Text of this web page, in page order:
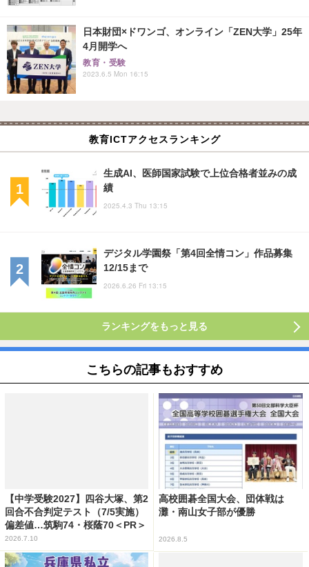
日本財団×ドワンゴ、オンライン「ZEN大学」25年
4月開学へ
教育・受験
2023.6.5 Mon 16:15
教育ICTアクセスランキング
生成AI、医師国家試験で上位合格者並みの成
績
2025.4.3 Thu 13:15
デジタル学園祭「第4回全情コン」作品募集
12/15まで
2026.6.26 Fri 13:15
ランキングをもっと見る
こちらの記事もおすすめ
【中学受験2027】四谷大塚、第2
回合不合判定テスト（7/5実施）
偏差値…筑駒74・桜蔭70＜PR＞
2026.7.10
高校囲碁全国大会、団体戦は
灘・南山女子部が優勝
2026.8.5